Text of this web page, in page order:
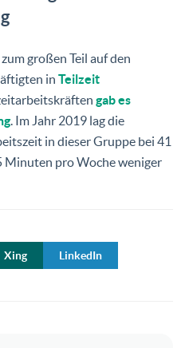
großen Teil auf den
in Teilzeit
gab es
. Im Jahr 2019 lag die
in dieser Gruppe bei 41
Minuten pro Woche weniger
Xing LinkedIn